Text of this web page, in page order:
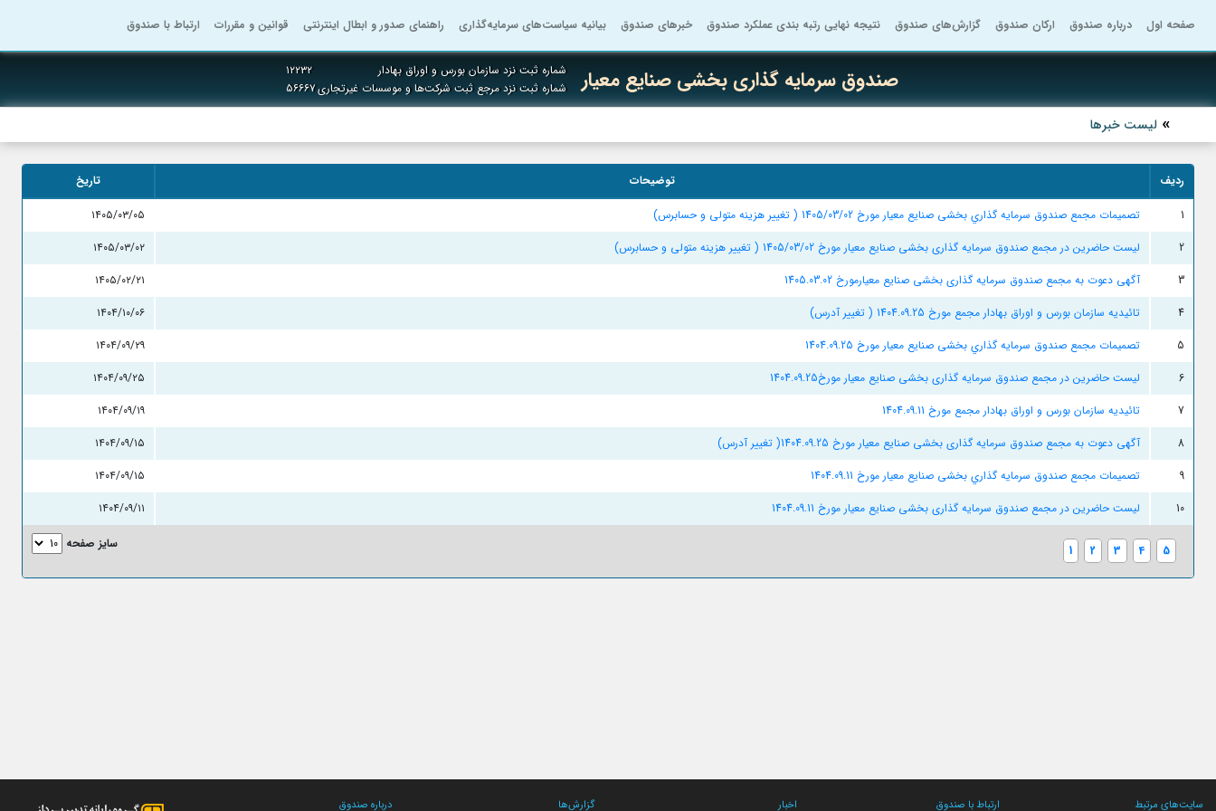
صفحه اول درباره صندوق ارکان صندوق گزارش‌های صندوق نتیجه نهایی رتبه بندی عملکرد صندوق خبرهای صندوق بیانیه سیاست‌های سرمایه‌گذاری راهنمای صدور و ابطال اینترنتی قوانین و مقررات ارتباط با صندوق
صندوق سرمایه گذاری بخشی صنایع معیار شماره ثبت نزد سازمان بورس و اوراق بهادار
۱۲۲۳۲
شماره ثبت نزد مرجع ثبت شرکت‌ها و موسسات غیرتجاری۵۶۶۶۷
لیست خبرها
ردیف توضیحات
تاریخ
1
تصميمات مجمع صندوق سرمايه گذاري بخشی صنایع معیار مورخ 1405/03/02 ( تغییر هزینه متولی و حسابرس)
۱۴۰۵/۰۳/۰۵
2
لیست حاضرین در مجمع صندوق سرمایه گذاری بخشی صنایع معیار مورخ 1405/03/02 ( تغییر هزینه متولی و حسابرس)
۱۴۰۵/۰۳/۰۲
3
آگهی دعوت به مجمع صندوق سرمایه گذاری بخشی صنایع معیارمورخ 1405.03.02
۱۴۰۵/۰۲/۲۱
4
تائیدیه سازمان بورس و اوراق بهادار مجمع مورخ 1404.09.25 ( تغییر آدرس)
۱۴۰۴/۱۰/۰۶
5
تصميمات مجمع صندوق سرمايه گذاري بخشی صنایع معیار مورخ 1404.09.25
۱۴۰۴/۰۹/۲۹
6
لیست حاضرین در مجمع صندوق سرمایه گذاری بخشی صنایع معیار مورخ1404.09.25
۱۴۰۴/۰۹/۲۵
7
تائیدیه سازمان بورس و اوراق بهادار مجمع مورخ 1404.09.11
۱۴۰۴/۰۹/۱۹
8
آگهی دعوت به مجمع صندوق سرمایه گذاری بخشی صنایع معیار مورخ 1404.09.25( تغییر آدرس)
۱۴۰۴/۰۹/۱۵
9
تصميمات مجمع صندوق سرمايه گذاري بخشی صنایع معیار مورخ 1404.09.11
۱۴۰۴/۰۹/۱۵
10
لیست حاضرین در مجمع صندوق سرمایه گذاری بخشی صنایع معیار مورخ 1404.09.11 ۱۴۰۴/۰۹/۱۱
1 2 3 4 5 سایز صفحه
سایت‌های مرتبط ارتباط با صندوق اخبار گزارش‌ها درباره صندوق